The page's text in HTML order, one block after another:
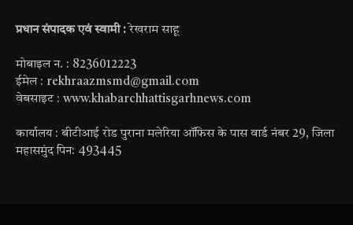
प्रधान संपादक एवं स्वामी : रेखराम साहू
मोबाइल न. : 8236012223
ईमेल : rekhraazmsmd@gmail.com
वेबसाइट : www.khabarchhattisgarhnews.com
कार्यालय : बीटीआई रोड पुराना मलेरिया ऑफिस के पास वार्ड नंबर 29, जिला
महासमुंद पिन: 493445